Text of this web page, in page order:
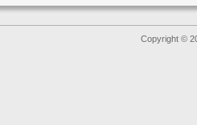
Copyright ©